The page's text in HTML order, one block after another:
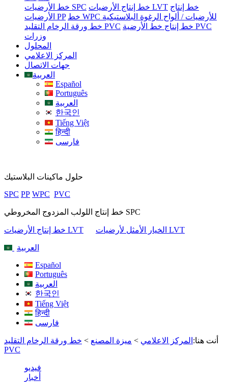
خط الأرضيات SPC
خط إنتاج الأرضيات LVT خط إنتاج
الأرضيات PP
خط WPC للأرضيات / ألواح الرغوة البلاستيكية
خط ورقة الرخام التقليد PVC
خط إنتاج خط الأرضية PVC
وزرات
المحلول
المركز الاعلامي
جهات الاتصال
العربية
Español
Português
العربية
한국인
Tiếng Việt
हिन्दी
فارسی
حلول ماكينات البلاستيك
SPC PP WPC PVC
خط إنتاج اللولب المزدوج المخروطي SPC
خط إنتاج الأرضيات LVT الخيار الأمثل لأرضيات LVT
العربية
Español
Português
العربية
한국인
Tiếng Việt
हिन्दी
فارسی
أنت هنا: المركز الاعلامي > ميزة المصنع > خط ورقة الرخام التقليد
PVC
فيديو
أخبار